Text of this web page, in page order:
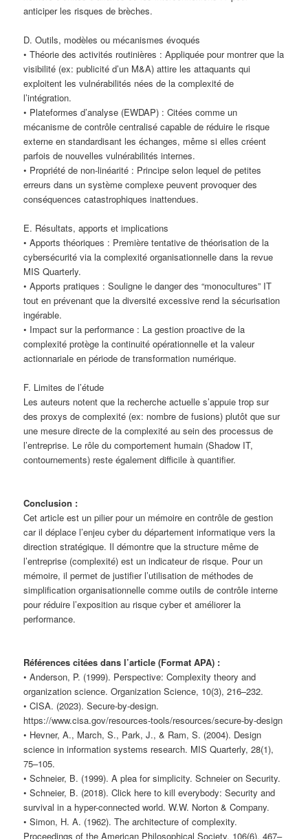
anticiper les risques de brèches.
D. Outils, modèles ou mécanismes évoqués
• Théorie des activités routinières : Appliquée pour montrer que la
visibilité (ex: publicité d’un M&A) attire les attaquants qui
exploitent les vulnérabilités nées de la complexité de
l’intégration.
• Plateformes d’analyse (EWDAP) : Citées comme un
mécanisme de contrôle centralisé capable de réduire le risque
externe en standardisant les échanges, même si elles créent
parfois de nouvelles vulnérabilités internes.
• Propriété de non-linéarité : Principe selon lequel de petites
erreurs dans un système complexe peuvent provoquer des
conséquences catastrophiques inattendues.
E. Résultats, apports et implications
• Apports théoriques : Première tentative de théorisation de la
cybersécurité via la complexité organisationnelle dans la revue
MIS Quarterly.
• Apports pratiques : Souligne le danger des “monocultures” IT
tout en prévenant que la diversité excessive rend la sécurisation
ingérable.
• Impact sur la performance : La gestion proactive de la
complexité protège la continuité opérationnelle et la valeur
actionnariale en période de transformation numérique.
F. Limites de l’étude
Les auteurs notent que la recherche actuelle s’appuie trop sur
des proxys de complexité (ex: nombre de fusions) plutôt que sur
une mesure directe de la complexité au sein des processus de
l’entreprise. Le rôle du comportement humain (Shadow IT,
contournements) reste également difficile à quantifier.
Conclusion :
Cet article est un pilier pour un mémoire en contrôle de gestion
car il déplace l’enjeu cyber du département informatique vers la
direction stratégique. Il démontre que la structure même de
l’entreprise (complexité) est un indicateur de risque. Pour un
mémoire, il permet de justifier l’utilisation de méthodes de
simplification organisationnelle comme outils de contrôle interne
pour réduire l’exposition au risque cyber et améliorer la
performance.
Références citées dans l’article (Format APA) :
• Anderson, P. (1999). Perspective: Complexity theory and
organization science. Organization Science, 10(3), 216–232.
• CISA. (2023). Secure-by-design.
https://www.cisa.gov/resources-tools/resources/secure-by-design
• Hevner, A., March, S., Park, J., & Ram, S. (2004). Design
science in information systems research. MIS Quarterly, 28(1),
75–105.
• Schneier, B. (1999). A plea for simplicity. Schneier on Security.
• Schneier, B. (2018). Click here to kill everybody: Security and
survival in a hyper-connected world. W.W. Norton & Company.
• Simon, H. A. (1962). The architecture of complexity.
Proceedings of the American Philosophical Society, 106(6), 467–